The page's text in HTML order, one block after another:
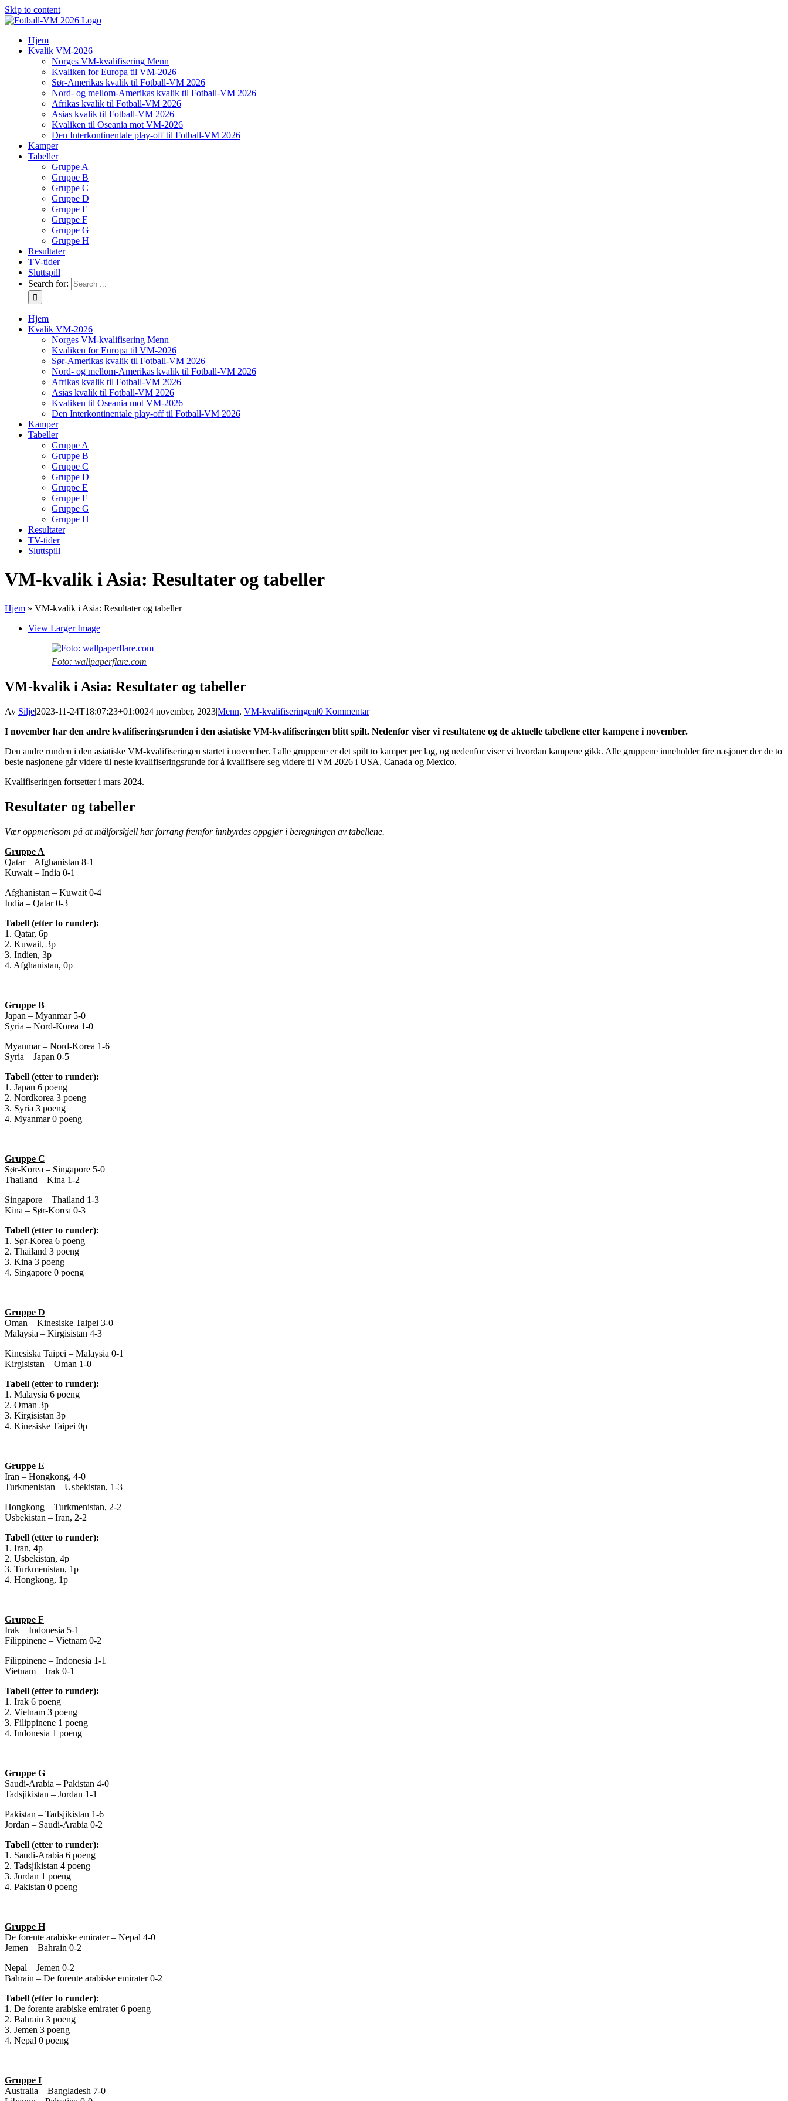
Skip to content
Hjem
Kvalik VM-2026
Norges VM-kvalifisering Menn
Kvaliken for Europa til VM-2026
Sør-Amerikas kvalik til Fotball-VM 2026
Nord- og mellom-Amerikas kvalik til Fotball-VM 2026
Afrikas kvalik til Fotball-VM 2026
Asias kvalik til Fotball-VM 2026
Kvaliken til Oseania mot VM-2026
Den Interkontinentale play-off til Fotball-VM 2026
Kamper
Tabeller
Gruppe A
Gruppe B
Gruppe C
Gruppe D
Gruppe E
Gruppe F
Gruppe G
Gruppe H
Resultater
TV-tider
Sluttspill
Search for:
Hjem
Kvalik VM-2026
Norges VM-kvalifisering Menn
Kvaliken for Europa til VM-2026
Sør-Amerikas kvalik til Fotball-VM 2026
Nord- og mellom-Amerikas kvalik til Fotball-VM 2026
Afrikas kvalik til Fotball-VM 2026
Asias kvalik til Fotball-VM 2026
Kvaliken til Oseania mot VM-2026
Den Interkontinentale play-off til Fotball-VM 2026
Kamper
Tabeller
Gruppe A
Gruppe B
Gruppe C
Gruppe D
Gruppe E
Gruppe F
Gruppe G
Gruppe H
Resultater
TV-tider
Sluttspill
VM-kvalik i Asia: Resultater og tabeller
Hjem » VM-kvalik i Asia: Resultater og tabeller
View Larger Image
Foto: wallpaperflare.com
VM-kvalik i Asia: Resultater og tabeller
Av Silje|2023-11-24T18:07:23+01:0024 november, 2023|Menn, VM-kvalifiseringen|0 Kommentar
I november har den andre kvalifiseringsrunden i den asiatiske VM-kvalifiseringen blitt spilt. Nedenfor viser vi resultatene og de aktuelle tabellene etter kampene i november.
Den andre runden i den asiatiske VM-kvalifiseringen startet i november. I alle gruppene er det spilt to kamper per lag, og nedenfor viser vi hvordan kampene gikk. Alle gruppene inneholder fire nasjoner der de to
beste nasjonene går videre til neste kvalifiseringsrunde for å kvalifisere seg videre til VM 2026 i USA, Canada og Mexico.
Kvalifiseringen fortsetter i mars 2024.
Resultater og tabeller
Vær oppmerksom på at målforskjell har forrang fremfor innbyrdes oppgjør i beregningen av tabellene.
Gruppe A
Qatar – Afghanistan 8-1
Kuwait – India 0-1
Afghanistan – Kuwait 0-4
India – Qatar 0-3
Tabell (etter to runder):
1. Qatar, 6p
2. Kuwait, 3p
3. Indien, 3p
4. Afghanistan, 0p
Gruppe B
Japan – Myanmar 5-0
Syria – Nord-Korea 1-0
Myanmar – Nord-Korea 1-6
Syria – Japan 0-5
Tabell (etter to runder):
1. Japan 6 poeng
2. Nordkorea 3 poeng
3. Syria 3 poeng
4. Myanmar 0 poeng
Gruppe C
Sør-Korea – Singapore 5-0
Thailand – Kina 1-2
Singapore – Thailand 1-3
Kina – Sør-Korea 0-3
Tabell (etter to runder):
1. Sør-Korea 6 poeng
2. Thailand 3 poeng
3. Kina 3 poeng
4. Singapore 0 poeng
Gruppe D
Oman – Kinesiske Taipei 3-0
Malaysia – Kirgisistan 4-3
Kinesiska Taipei – Malaysia 0-1
Kirgisistan – Oman 1-0
Tabell (etter to runder):
1. Malaysia 6 poeng
2. Oman 3p
3. Kirgisistan 3p
4. Kinesiske Taipei 0p
Gruppe E
Iran – Hongkong, 4-0
Turkmenistan – Usbekistan, 1-3
Hongkong – Turkmenistan, 2-2
Usbekistan – Iran, 2-2
Tabell (etter to runder):
1. Iran, 4p
2. Usbekistan, 4p
3. Turkmenistan, 1p
4. Hongkong, 1p
Gruppe F
Irak – Indonesia 5-1
Filippinene – Vietnam 0-2
Filippinene – Indonesia 1-1
Vietnam – Irak 0-1
Tabell (etter to runder):
1. Irak 6 poeng
2. Vietnam 3 poeng
3. Filippinene 1 poeng
4. Indonesia 1 poeng
Gruppe G
Saudi-Arabia – Pakistan 4-0
Tadsjikistan – Jordan 1-1
Pakistan – Tadsjikistan 1-6
Jordan – Saudi-Arabia 0-2
Tabell (etter to runder):
1. Saudi-Arabia 6 poeng
2. Tadsjikistan 4 poeng
3. Jordan 1 poeng
4. Pakistan 0 poeng
Gruppe H
De forente arabiske emirater – Nepal 4-0
Jemen – Bahrain 0-2
Nepal – Jemen 0-2
Bahrain – De forente arabiske emirater 0-2
Tabell (etter to runder):
1. De forente arabiske emirater 6 poeng
2. Bahrain 3 poeng
3. Jemen 3 poeng
4. Nepal 0 poeng
Gruppe I
Australia – Bangladesh 7-0